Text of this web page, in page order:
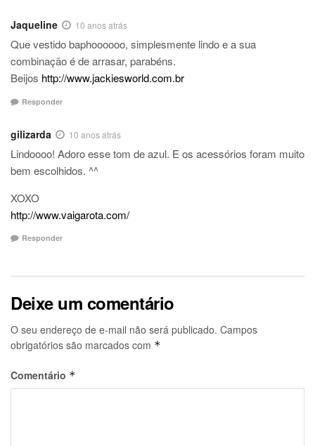
Jaqueline 10 anos atrás
Que vestido baphoooooo, simplesmente lindo e a sua
combinação é de arrasar, parabéns.
Beijos http://www.jackiesworld.com.br
Responder
gilizarda 10 anos atrás
Lindoooo! Adoro esse tom de azul. E os acessórios foram muito
bem escolhidos. ^^
XOXO
http://www.vaigarota.com/
Responder
Deixe um comentário
O seu endereço de e-mail não será publicado. Campos
obrigatórios são marcados com *
Comentário *